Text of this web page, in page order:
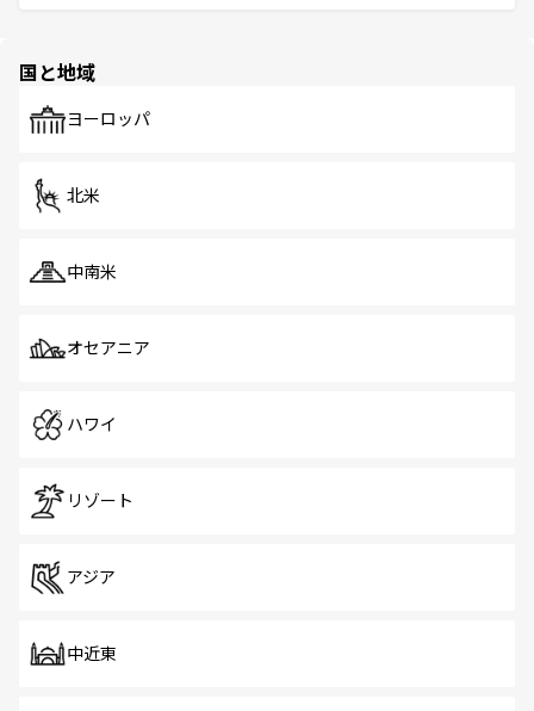
で、ホーカーズは地元の風情を楽しめる外せないスポット
国と地域
ヨーロッパ
北米
中南米
オセアニア
ハワイ
リゾート
アジア
中近東